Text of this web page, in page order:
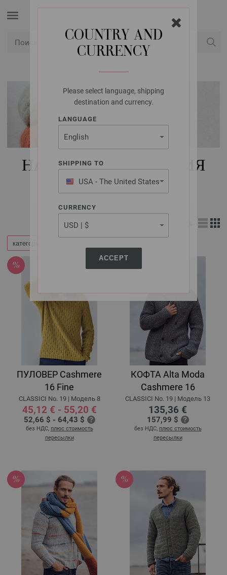
COUNTRY AND
CURRENCY
Please select language, shipping
destination and currency.
LANGUAGE
SHIPPING TO
USA - The United States
of America
CURRENCY
ACCEPT
НАБОРЫ ДЛЯ ВЯЗАНИЯ
МУЖЧИНЫ
категории
ПУЛОВЕР Cashmere
16 Fine
CLASSICI No. 19 | Модель 8
45,12 € - 55,20 €
52,66 $ - 64,43 $
без НДС, плюс стоимость
пересылки
КОФТА Alta Moda
Cashmere 16
CLASSICI No. 19 | Модель 13
135,36 €
157,99 $
без НДС, плюс стоимость
пересылки